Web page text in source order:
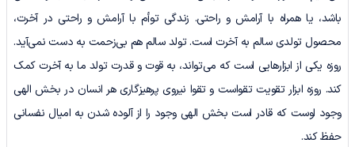
باشد، یا همراه با آرامش و راحتی. زندگی توأم با آرامش و راحتی در آخرت،
محصول تولدی سالم به آخرت است. تولد سالم هم بی‌زحمت به دست نمی‌آید.
روزه یکی از ابزارهایی است که می‌تواند، به قوت و قدرت تولد ما به آخرت کمک
کند. روزه ابزار تقویت تقواست و تقوا نیروی پرهیزگاری هر انسان در بخش الهی
وجود اوست که قادر است بخش الهی وجود را از آلوده شدن به امیال نفسانی
حفظ کند.